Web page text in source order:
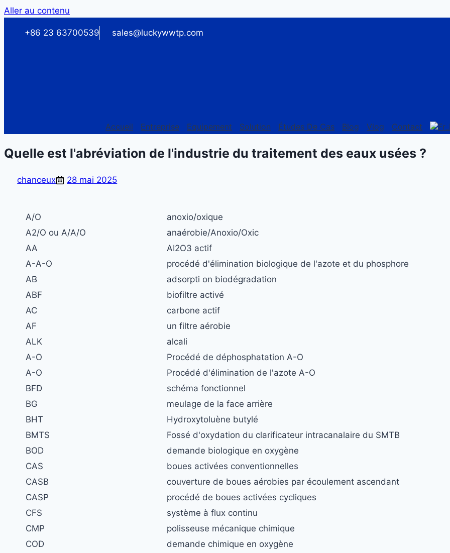
Aller au contenu
+86 23 63700539 sales@luckywwtp.com
Accueil Entreprise Equipement Solution Études De Cas Blog Vlog Contact
Quelle est l'abréviation de l'industrie du traitement des eaux usées ?
chanceux 28 mai 2025
A/O
anoxio/oxique
A2/O ou A/A/O
anaérobie/Anoxio/Oxic
AA
AI2O3 actif
A-A-O
procédé d'élimination biologique de l'azote et du phosphore
AB
adsorpti on biodégradation
ABF
biofiltre activé
AC
carbone actif
AF
un filtre aérobie
ALK
alcali
A-O
Procédé de déphosphatation A-O
A-O
Procédé d'élimination de l'azote A-O
BFD
schéma fonctionnel
BG
meulage de la face arrière
BHT
Hydroxytoluène butylé
BMTS
Fossé d'oxydation du clarificateur intracanalaire du SMTB
BOD
demande biologique en oxygène
CAS
boues activées conventionnelles
CASB
couverture de boues aérobies par écoulement ascendant
CASP
procédé de boues activées cycliques
CFS
système à flux continu
CMP
polisseuse mécanique chimique
COD
demande chimique en oxygène